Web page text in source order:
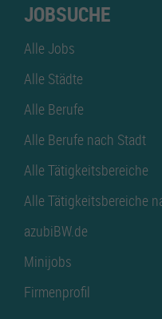
JOBSUCHE
Alle Jobs
Alle Städte
Alle Berufe
Alle Berufe nach Stadt
Alle Tätigkeitsbereiche
Alle Tätigkeitsbereiche
azubiBW.de
Minijobs
Firmenprofil